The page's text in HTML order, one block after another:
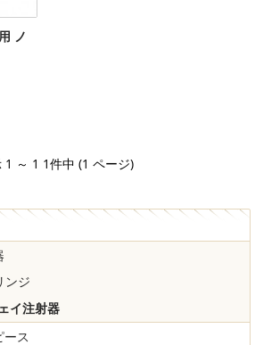
ノ
1 ～ 1 1件中 (1 ページ)
ンジ
イ注射器
ス